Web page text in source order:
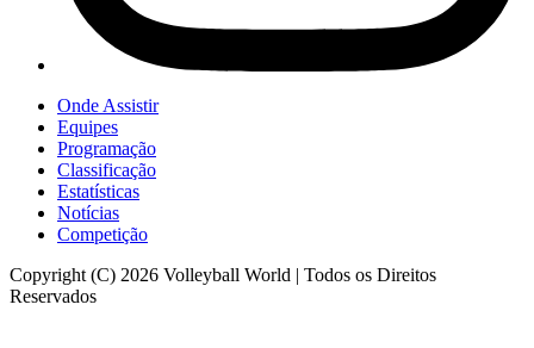
Onde Assistir
Equipes
Programação
Classificação
Estatísticas
Notícias
Competição
Copyright (C) 2026 Volleyball World | Todos os Direitos
Reservados